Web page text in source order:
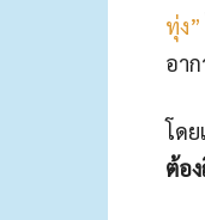
ทุ่ง”
อา
โด
ต้อ